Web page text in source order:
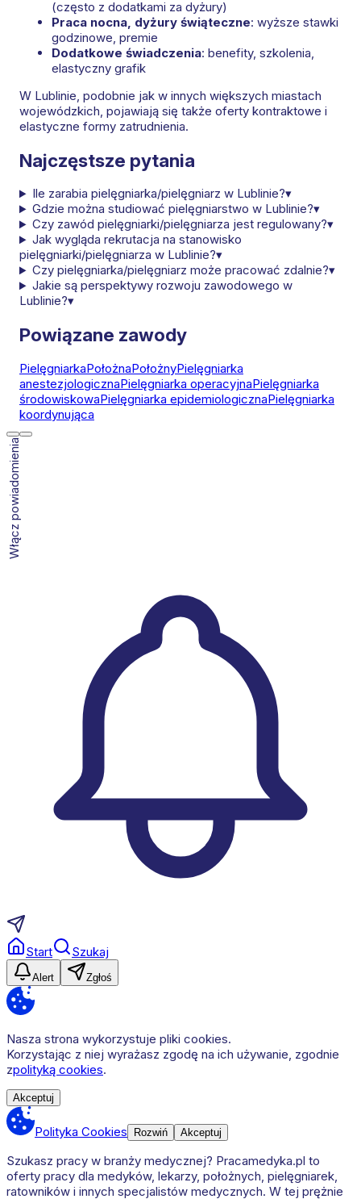
(często z dodatkami za dyżury)
Praca nocna, dyżury świąteczne: wyższe stawki
godzinowe, premie
Dodatkowe świadczenia: benefity, szkolenia,
elastyczny grafik
W Lublinie, podobnie jak w innych większych miastach
wojewódzkich, pojawiają się także oferty kontraktowe i
elastyczne formy zatrudnienia.
Najczęstsze pytania
Ile zarabia pielęgniarka/pielęgniarz w Lublinie?▾
Gdzie można studiować pielęgniarstwo w Lublinie?▾
Czy zawód pielęgniarki/pielęgniarza jest regulowany?▾
Jak wygląda rekrutacja na stanowisko
pielęgniarki/pielęgniarza w Lublinie?▾
Czy pielęgniarka/pielęgniarz może pracować zdalnie?▾
Jakie są perspektywy rozwoju zawodowego w
Lublinie?▾
Powiązane zawody
PielęgniarkaPołożnaPołożnyPielęgniarka
anestezjologicznaPielęgniarka operacyjnaPielęgniarka
środowiskowaPielęgniarka epidemiologicznaPielęgniarka
koordynująca
Włącz powiadomienia
Start Szukaj
Alert Zgłoś
Nasza strona wykorzystuje pliki cookies.
Korzystając z niej wyrażasz zgodę na ich używanie, zgodnie
zpolityką cookies.
Akceptuj
Polityka Cookies Rozwiń Akceptuj
Szukasz pracy w branży medycznej? Pracamedyka.pl to
oferty pracy dla medyków, lekarzy, położnych, pielęgniarek,
ratowników i innych specjalistów medycznych. W tej prężnie